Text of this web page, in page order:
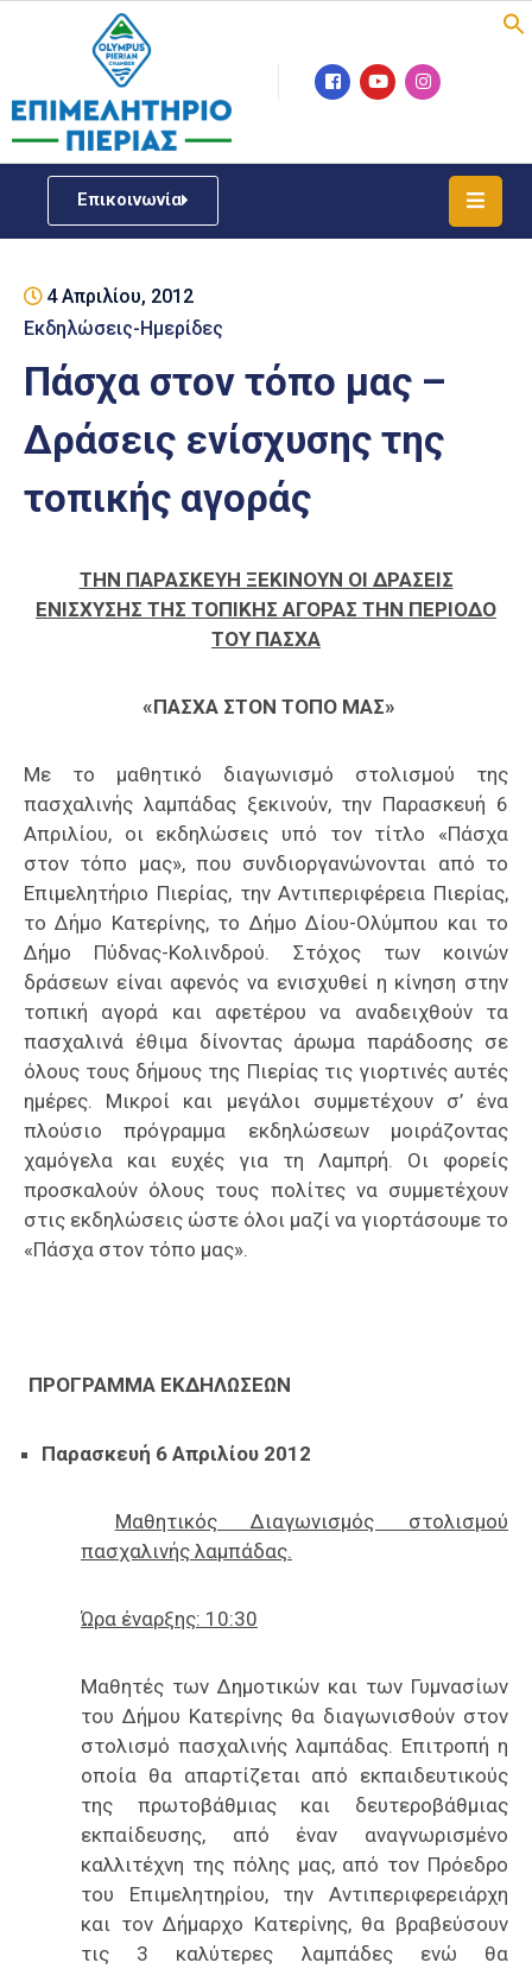
Επικοινωνία
Επιμελητήριο
Νέα
ΓΕΜΗ
Επιχειρηματική
Υποστήριξη
Έκθεση
Παραδοσιακών
Έκθεση
4 Απριλίου, 2012
Εκδηλώσεις-Ημερίδες
Πάσχα στον τόπο μας –
Δράσεις ενίσχυσης της
τοπικής αγοράς
ΤΗΝ ΠΑΡΑΣΚΕΥΗ ΞΕΚΙΝΟΥΝ ΟΙ ΔΡΑΣΕΙΣ
ΕΝΙΣΧΥΣΗΣ ΤΗΣ ΤΟΠΙΚΗΣ ΑΓΟΡΑΣ ΤΗΝ ΠΕΡΙΟΔΟ
ΤΟΥ ΠΑΣΧΑ
«ΠΑΣΧΑ ΣΤΟΝ ΤΟΠΟ ΜΑΣ»
Με το μαθητικό διαγωνισμό στολισμού της
πασχαλινής λαμπάδας ξεκινούν, την Παρασκευή 6
Απριλίου, οι εκδηλώσεις υπό τον τίτλο «Πάσχα
στον τόπο μας», που συνδιοργανώνονται από το
Επιμελητήριο Πιερίας, την Αντιπεριφέρεια Πιερίας,
το Δήμο Κατερίνης, το Δήμο Δίου-Ολύμπου και το
Δήμο Πύδνας-Κολινδρού. Στόχος των κοινών
δράσεων είναι αφενός να ενισχυθεί η κίνηση στην
τοπική αγορά και αφετέρου να αναδειχθούν τα
πασχαλινά έθιμα δίνοντας άρωμα παράδοσης σε
όλους τους δήμους της Πιερίας τις γιορτινές αυτές
ημέρες. Μικροί και μεγάλοι συμμετέχουν σ’ ένα
πλούσιο πρόγραμμα εκδηλώσεων μοιράζοντας
χαμόγελα και ευχές για τη Λαμπρή. Οι φορείς
προσκαλούν όλους τους πολίτες να συμμετέχουν
στις εκδηλώσεις ώστε όλοι μαζί να γιορτάσουμε το
«Πάσχα στον τόπο μας».
ΠΡΟΓΡΑΜΜΑ ΕΚΔΗΛΩΣΕΩΝ
Παρασκευή 6 Απριλίου 2012
Μαθητικός Διαγωνισμός στολισμού
πασχαλινής λαμπάδας.
Ώρα έναρξης: 10:30
Μαθητές των Δημοτικών και των Γυμνασίων
του Δήμου Κατερίνης θα διαγωνισθούν στον
στολισμό πασχαλινής λαμπάδας. Επιτροπή η
οποία θα απαρτίζεται από εκπαιδευτικούς
της πρωτοβάθμιας και δευτεροβάθμιας
εκπαίδευσης, από έναν αναγνωρισμένο
καλλιτέχνη της πόλης μας, από τον Πρόεδρο
του Επιμελητηρίου, την Αντιπεριφερειάρχη
και τον Δήμαρχο Κατερίνης, θα βραβεύσουν
τις 3 καλύτερες λαμπάδες ενώ θα